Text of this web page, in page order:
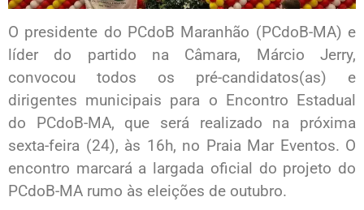
O presidente do PCdoB Maranhão (PCdoB-MA) e
líder do partido na Câmara, Márcio Jerry,
convocou todos os pré-candidatos(as) e
dirigentes municipais para o Encontro Estadual
do PCdoB-MA, que será realizado na próxima
sexta-feira (24), às 16h, no Praia Mar Eventos. O
encontro marcará a largada oficial do projeto do
PCdoB-MA rumo às eleições de outubro.